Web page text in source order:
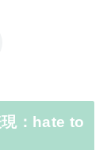
現：hate to